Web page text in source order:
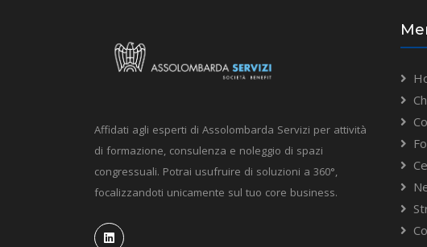
Affidati agli esperti di Assolombarda Servizi per attività
di formazione, consulenza e noleggio di spazi
congressuali. Potrai usufruire di soluzioni a 360°,
focalizzandoti unicamente sul tuo core business.